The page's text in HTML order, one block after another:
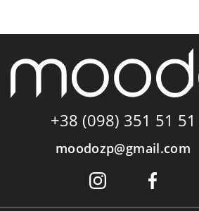
+38 (098) 351 51 51
moodozp@gmail.com